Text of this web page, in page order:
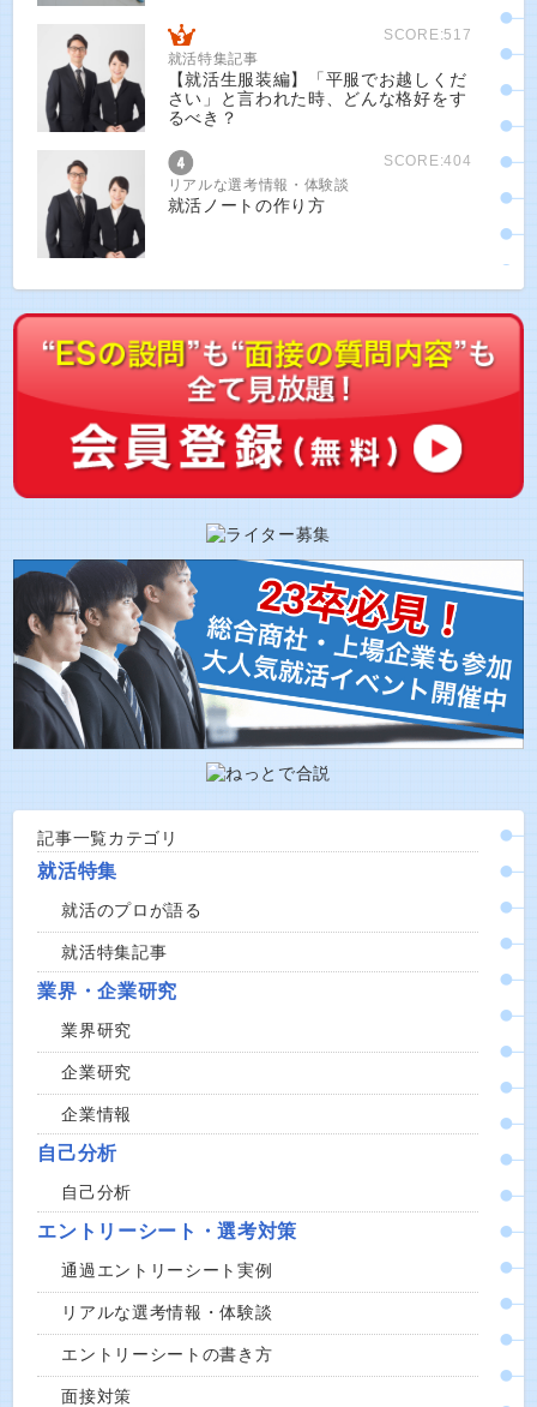
SCORE:517
就活特集記事
【就活生服装編】「平服でお越しくだ
さい」と言われた時、どんな格好をす
るべき？
SCORE:404
リアルな選考情報・体験談
就活ノートの作り方
記事一覧カテゴリ
就活特集
就活のプロが語る
就活特集記事
業界・企業研究
業界研究
企業研究
企業情報
自己分析
自己分析
エントリーシート・選考対策
通過エントリーシート実例
リアルな選考情報・体験談
エントリーシートの書き方
面接対策